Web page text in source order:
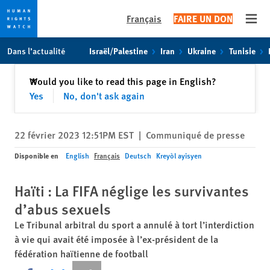
toto
content
Français FAIRE UN DON
Dans l’actualité Israël/Palestine Iran Ukraine Tunisie
Would you like to read this page in English?
Yes
No, don't ask again
✕Fermer
22 février 2023 12:51PM EST | Communiqué de presse
Disponible en English Français Deutsch Kreyòl ayisyen
Haïti : La FIFA néglige les survivantes
d’abus sexuels
Le Tribunal arbitral du sport a annulé à tort l’interdiction
à vie qui avait été imposée à l’ex-président de la
fédération haïtienne de football